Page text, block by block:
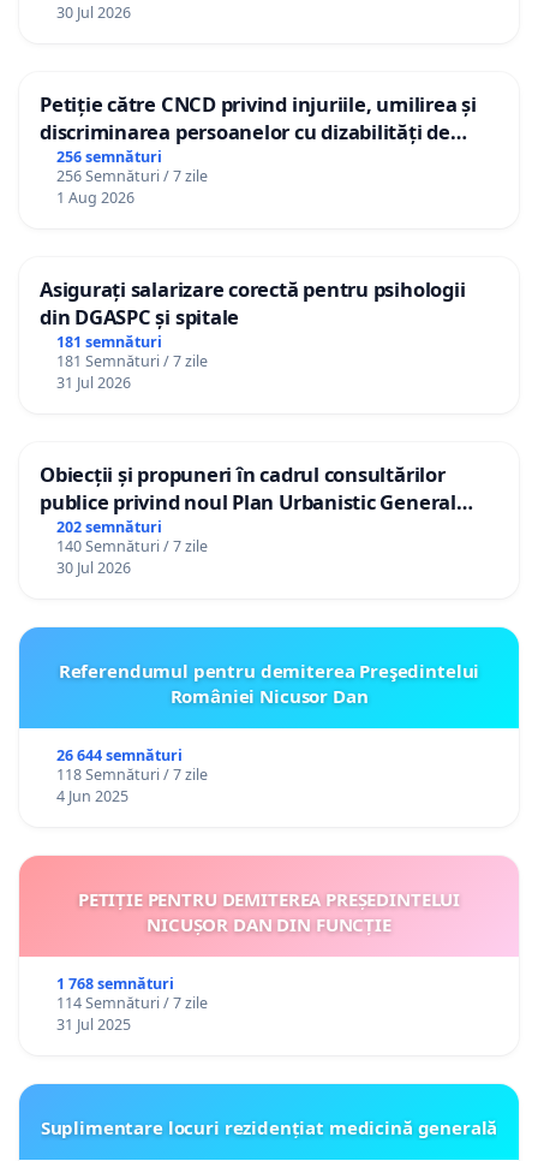
30 Jul 2026
Petiție către CNCD privind injuriile, umilirea și
discriminarea persoanelor cu dizabilități de
către utilizatorul TikTok „Gorici”
256 semnături
256 Semnături / 7 zile
1 Aug 2026
Asigurați salarizare corectă pentru psihologii
din DGASPC și spitale
181 semnături
181 Semnături / 7 zile
31 Jul 2026
Obiecții și propuneri în cadrul consultărilor
publice privind noul Plan Urbanistic General
(PUG) Ialoveni
202 semnături
140 Semnături / 7 zile
30 Jul 2026
Referendumul pentru demiterea Preşedintelui
României Nicusor Dan
26 644 semnături
118 Semnături / 7 zile
4 Jun 2025
PETIȚIE PENTRU DEMITEREA PREȘEDINTELUI
NICUȘOR DAN DIN FUNCȚIE
1 768 semnături
114 Semnături / 7 zile
31 Jul 2025
Suplimentare locuri rezidențiat medicină generală